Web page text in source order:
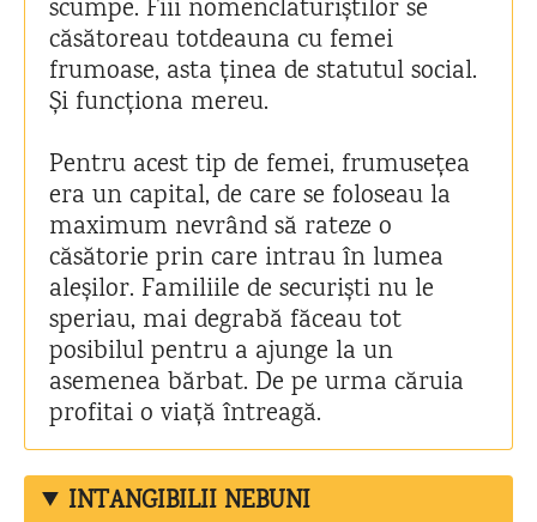
scumpe. Fiii nomenclaturiștilor se
căsătoreau totdeauna cu femei
frumoase, asta ținea de statutul social.
Și funcționa mereu.
Pentru acest tip de femei, frumusețea
era un capital, de care se foloseau la
maximum nevrând să rateze o
căsătorie prin care intrau în lumea
aleșilor. Familiile de securiști nu le
speriau, mai degrabă făceau tot
posibilul pentru a ajunge la un
asemenea bărbat. De pe urma căruia
profitai o viață întreagă.
INTANGIBILII NEBUNI